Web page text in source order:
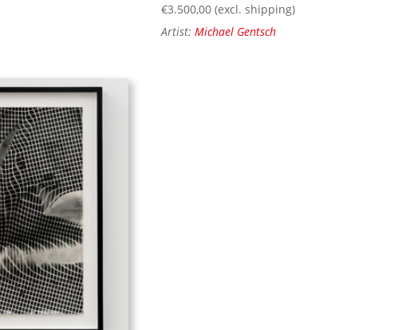
€3.500,00 (excl. shipping)
Artist:Michael Gentsch